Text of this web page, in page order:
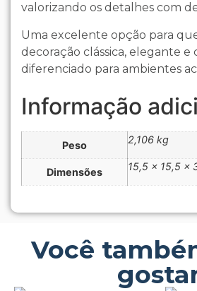
valorizando os detalhes com
Uma excelente opção para
decoração clássica, elegante e
diferenciado para ambientes
Informação
Peso 2,106 kg
Dimensões 15,5 × 15,5 ×
Você